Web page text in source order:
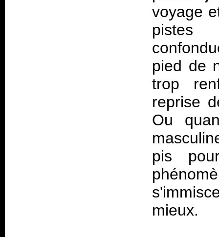
voyage
pistes
pied de
trop
reprise
Ou
pis
mieux.